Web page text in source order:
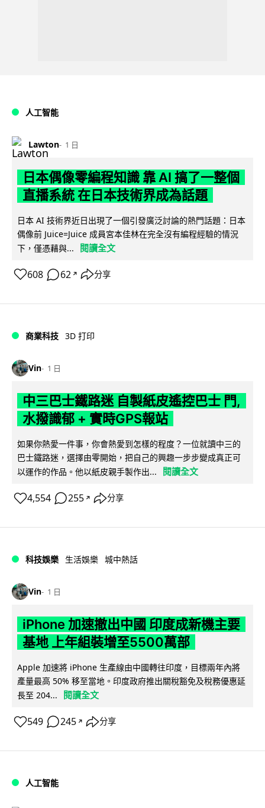
人工智能
Lawton 1 日
日本偶像零編程知識 靠 AI 搞了一整個
直播系統 在日本技術界成為話題
日本 AI 技術界近日出現了一個引發廣泛討論的熱門話題：日本
偶像前 Juice=Juice 成員宮本佳林在完全沒有編程經驗的情況
下，僅憑藉與...
閱讀全文
608 62 ↗ 分享
商業科技 3D 打印
Vin 1 日
中三巴士鐵路迷 自製紙皮遙控巴士 門,
水撥識郁 + 實時GPS報站
如果你熱愛一件事，你會熱愛到怎樣的程度？一位就讀中三的
巴士鐵路迷，選擇由零開始，把自己的興趣一步步變成真正可
以運作的作品。他以紙皮親手製作出...
閱讀全文
4,554 255 ↗ 分享
科技娛樂 生活娛樂 城中熱話
Vin 1 日
iPhone 加速撤出中國 印度成新機主要
基地 上年組裝增至5500萬部
Apple 加速將 iPhone 生產線由中國轉往印度，目標兩年內將
產量最高 50% 移至當地。印度政府推出關稅豁免及稅務優惠延
長至 204...
閱讀全文
549 245 ↗ 分享
人工智能